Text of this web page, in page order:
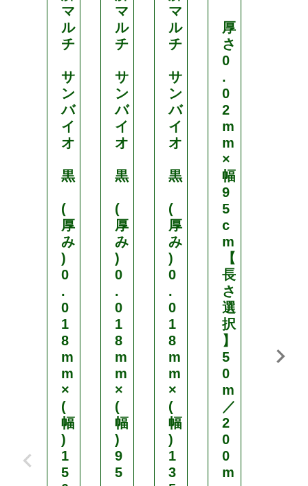
マ
ル
チ
サ
ン
バ
イ
オ
黒
(
厚
み
)
0
.
0
1
8
m
m
×
(
幅
)
1
5
マ
ル
チ
サ
ン
バ
イ
オ
黒
(
厚
み
)
0
.
0
1
8
m
m
×
(
幅
)
9
5
マ
ル
チ
サ
ン
バ
イ
オ
黒
(
厚
み
)
0
.
0
1
8
m
m
×
(
幅
)
1
3
厚
さ
0
.
0
2
m
m
×
幅
9
5
c
m
【
長
さ
選
択
】
5
0
m
／
2
0
0
m
1